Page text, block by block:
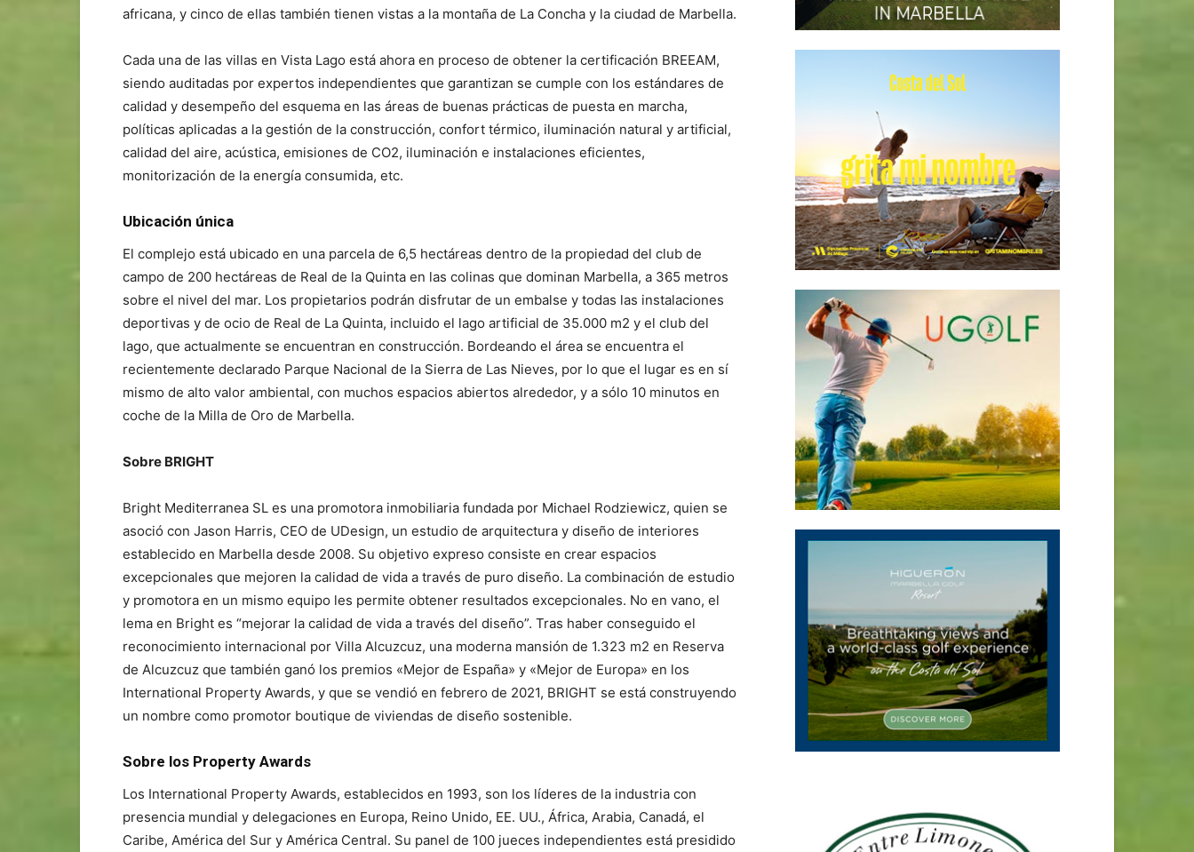
africana, y cinco de ellas también tienen vistas a la montaña de La Concha y la ciudad de Marbella.
Cada una de las villas en Vista Lago está ahora en proceso de obtener la certificación BREEAM,
siendo auditadas por expertos independientes que garantizan se cumple con los estándares de
calidad y desempeño del esquema en las áreas de buenas prácticas de puesta en marcha,
políticas aplicadas a la gestión de la construcción, confort térmico, iluminación natural y artificial,
calidad del aire, acústica, emisiones de CO2, iluminación e instalaciones eficientes,
monitorización de la energía consumida, etc.
Ubicación única
El complejo está ubicado en una parcela de 6,5 hectáreas dentro de la propiedad del club de
campo de 200 hectáreas de Real de la Quinta en las colinas que dominan Marbella, a 365 metros
sobre el nivel del mar. Los propietarios podrán disfrutar de un embalse y todas las instalaciones
deportivas y de ocio de Real de La Quinta, incluido el lago artificial de 35.000 m2 y el club del
lago, que actualmente se encuentran en construcción. Bordeando el área se encuentra el
recientemente declarado Parque Nacional de la Sierra de Las Nieves, por lo que el lugar es en sí
mismo de alto valor ambiental, con muchos espacios abiertos alrededor, y a sólo 10 minutos en
coche de la Milla de Oro de Marbella.
Sobre BRIGHT
Bright Mediterranea SL es una promotora inmobiliaria fundada por Michael Rodziewicz, quien se
asoció con Jason Harris, CEO de UDesign, un estudio de arquitectura y diseño de interiores
establecido en Marbella desde 2008. Su objetivo expreso consiste en crear espacios
excepcionales que mejoren la calidad de vida a través de puro diseño. La combinación de estudio
y promotora en un mismo equipo les permite obtener resultados excepcionales. No en vano, el
lema en Bright es “mejorar la calidad de vida a través del diseño”. Tras haber conseguido el
reconocimiento internacional por Villa Alcuzcuz, una moderna mansión de 1.323 m2 en Reserva
de Alcuzcuz que también ganó los premios «Mejor de España» y «Mejor de Europa» en los
International Property Awards, y que se vendió en febrero de 2021, BRIGHT se está construyendo
un nombre como promotor boutique de viviendas de diseño sostenible.
Sobre los Property Awards
Los International Property Awards, establecidos en 1993, son los líderes de la industria con
presencia mundial y delegaciones en Europa, Reino Unido, EE. UU., África, Arabia, Canadá, el
Caribe, América del Sur y América Central. Su panel de 100 jueces independientes está presidido